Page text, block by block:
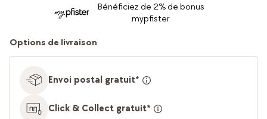
Bénéficiez de 2% de bonus
mypfister
Options de livraison
Envoi postal gratuit*
Click & Collect gratuit*